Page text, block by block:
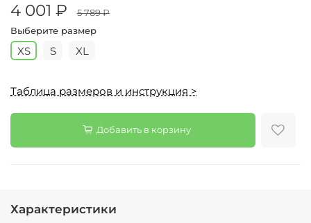
4 001 ₽
5 789 ₽
Выберите размер
XS S XL
Таблица размеров и инструкция >
Добавить в корзину
Характеристики